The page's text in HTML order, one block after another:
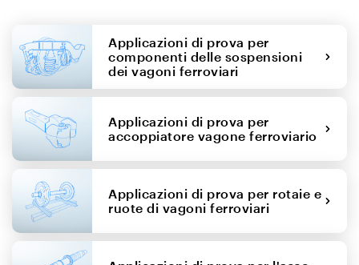
Applicazioni di prova per
componenti delle sospensioni
dei vagoni ferroviari
Applicazioni di prova per
accoppiatore vagone ferroviario
Applicazioni di prova per rotaie e
ruote di vagoni ferroviari